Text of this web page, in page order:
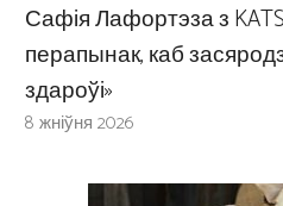
Сафія Лафортэза з
перапынак, каб
здароўі»
8 жніўня 2026